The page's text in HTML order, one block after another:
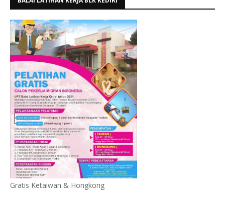
Gratis Ketaiwan & Hongkong